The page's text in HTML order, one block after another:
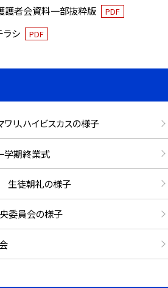
者会資料一部抜粋版
PDF
ラシ PDF
、ハイビスカスの様子
期終業式
生徒朝礼の様子
委員会の様子